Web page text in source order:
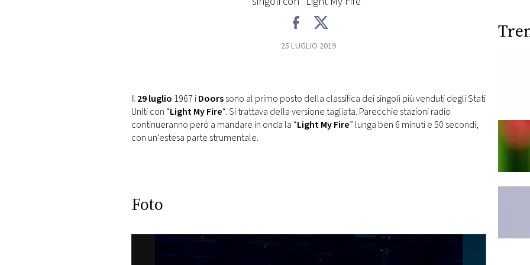
25 LUGLIO 2019
Il 29 luglio 1967 iDoorssono al primo posto della classifica dei singoli più venduti degli Stati
Uniti con “Light My Fire“. Si trattava della versione tagliata. Parecchie stazioni radio
continueranno però a mandare in onda la “Light My Fire” lunga ben 6 minuti e 50 secondi,
con un’estesa parte strumentale.
Foto